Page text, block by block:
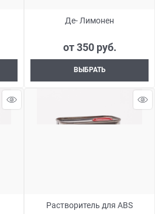
Де- Лимонен
от350 руб.
ВЫБРАТЬ
Растворитель для ABS